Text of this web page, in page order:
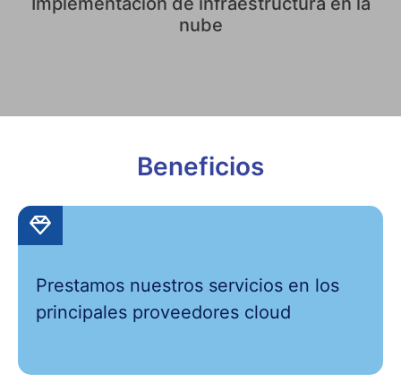
nube
Beneficios
Prestamos nuestros servicios en los
principales proveedores cloud